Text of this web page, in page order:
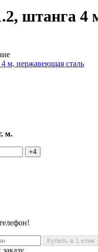
штанга
м.
+4